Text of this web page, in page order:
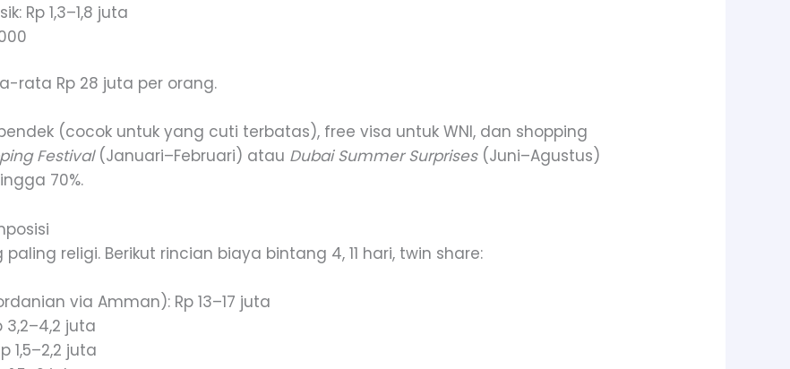
Rp 1,3–1,8 juta
rata Rp 28 juta per orang.
(cocok untuk yang cuti terbatas), free visa untuk WNI, dan shopping
Festival(Januari–Februari) atau Dubai Summer Surprises(Juni–Agustus)
70%.
religi. Berikut rincian biaya bintang 4, 11 hari, twin share:
via Amman): Rp 13–17 juta
3,2–4,2 juta
1,5–2,2 juta